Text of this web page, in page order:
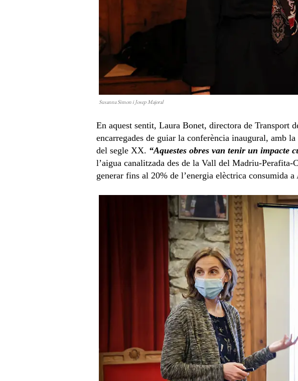
Susanna Simon i Josep Majoral
En aquest sentit, Laura Bonet, directora de
encarregades de guiar la conferència inaugural, amb
del segle XX. “Aquestes obres van tenir un impacte
l’aigua canalitzada des de la Vall del Madriu-
generar fins al 20% de l’energia elèctrica consumida a